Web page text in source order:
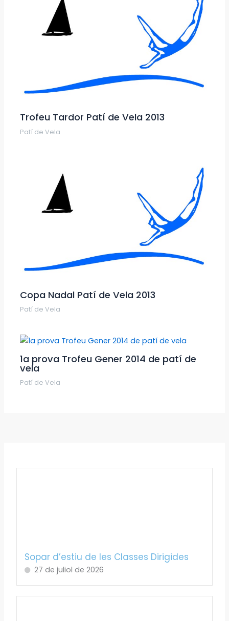
Trofeu Tardor Patí de Vela 2013
Patí de Vela
Copa Nadal Patí de Vela 2013
Patí de Vela
1a prova Trofeu Gener 2014 de patí de
vela
Patí de Vela
Sopar d’estiu de les Classes Dirigides
27 de juliol de 2026